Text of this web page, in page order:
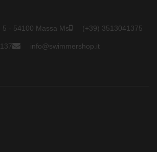
5 - 54100 Massa Ms (+39) 3513041375
info@swimmershop.it